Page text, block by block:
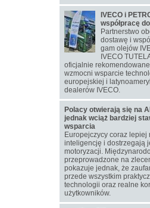
IVECO i
współpracę
Partnerstwo
dostawę i
gam olejów
IVECO
oficjalnie rekomendowane
wzmocni wsparcie
europejskiej i
dealerów IVECO.
Polacy otwierają się na
jednak wciąż bardziej
wsparcia
Europejczycy coraz lepiej
inteligencję i dostrzegają
motoryzacji.
przeprowadzone na
pokazuje jednak, że
przede wszystkim
technologii oraz realne
użytkowników.